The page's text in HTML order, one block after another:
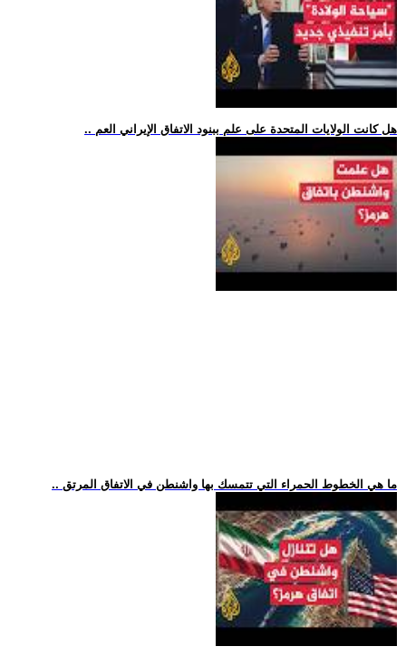
.. هل كانت الولايات المتحدة على علم ببنود الاتفاق الإيراني العم
.. ما هي الخطوط الحمراء التي تتمسك بها واشنطن في الاتفاق المرتق